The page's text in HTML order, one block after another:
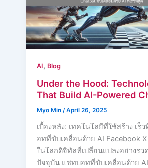
AI, Blog
Under the Hood:
That Build AI-Powered
Myo Min/April 26, 2025
เบื้องหลัง: เทคโนโลยีที่ใช้สร้าง เร็
อทที่ขับเคลื่อนด้วย AI Facebook X
ในโลกดิจิทัลที่เปลี่ยนแปลงอย่างรว
ปัจจุบัน แชทบอทที่ขับเคลื่อนด้วย